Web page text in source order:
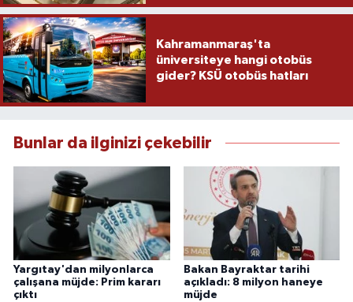
Kahramanmaraş'ta
üniversiteye hangi otobüs
gider? KSÜ otobüs hatları
Bunlar da ilginizi çekebilir
Yargıtay'dan milyonlarca
çalışana müjde: Prim kararı
çıktı
Bakan Bayraktar tarihi
açıkladı: 8 milyon haneye
müjde